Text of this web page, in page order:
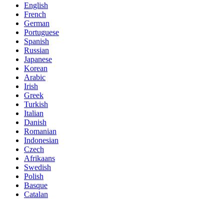
English
French
German
Portuguese
Spanish
Russian
Japanese
Korean
Arabic
Irish
Greek
Turkish
Italian
Danish
Romanian
Indonesian
Czech
Afrikaans
Swedish
Polish
Basque
Catalan